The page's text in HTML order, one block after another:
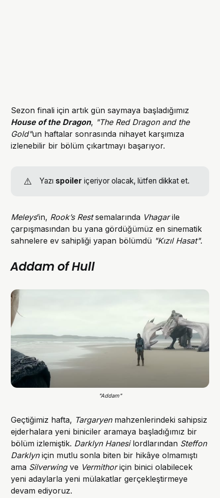
Sezon finali için artık gün saymaya başladığımız
House of the Dragon, "The Red Dragon and the
Gold"un haftalar sonrasında nihayet karşımıza
izlenebilir bir bölüm çıkartmayı başarıyor.
⚠️ Yazı spoiler içeriyor olacak, lütfen dikkat et.
Meleys’in, Rook’s Restsemalarında Vhagarile
çarpışmasından bu yana gördüğümüz en sinematik
sahnelere ev sahipliği yapan bölümdü "Kızıl Hasat".
Addam of Hull
"Addam"
Geçtiğimiz hafta, Targaryenmahzenlerindeki sahipsiz
ejderhalara yeni biniciler aramaya başladığımız bir
bölüm izlemiştik. Darklyn Hanesilordlarından Steffon
Darklyniçin mutlu sonla biten bir hikâye olmamıştı
ama Silverwingve Vermithoriçin binici olabilecek
yeni adaylarla yeni mülakatlar gerçekleştirmeye
devam ediyoruz.